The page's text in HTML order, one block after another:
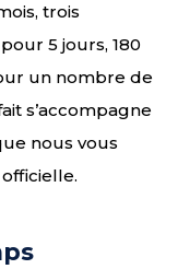
trois
5 jours, 180
un nombre de
s’accompagne
nous vous